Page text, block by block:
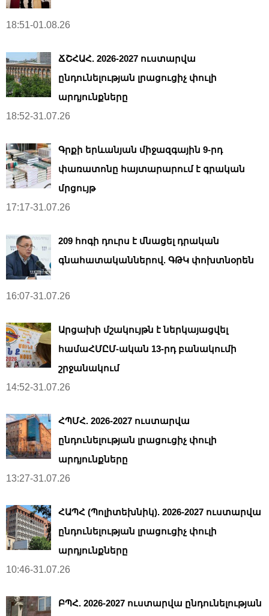
18:51-01.08.26
ՃՇՀԱՀ. 2026-2027 ուստարվա
ընդունելության լրացուցիչ փուլի
արդյունքները
18:52-31.07.26
Գրքի երևանյան միջազգային 9-րդ
փառատոնը հայտարարում է գրական
մրցույթ
17:17-31.07.26
209 հոգի դուրս է մնացել դրական
գնահատականներով. ԳԹԿ փոխտնօրեն
16:07-31.07.26
Արցախի մշակույթն է ներկայացվել
համաՀՄԸՄ-ական 13-րդ բանակումի
շրջանակում
14:52-31.07.26
ՀՊՄՀ. 2026-2027 ուստարվա
ընդունելության լրացուցիչ փուլի
արդյունքները
13:27-31.07.26
ՀԱՊՀ (Պոլիտեխնիկ). 2026-2027 ուստարվա
ընդունելության լրացուցիչ փուլի
արդյունքները
10:46-31.07.26
ԲՊՀ. 2026-2027 ուստարվա ընդունելության